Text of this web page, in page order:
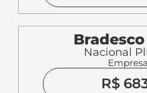
Nacional
R$